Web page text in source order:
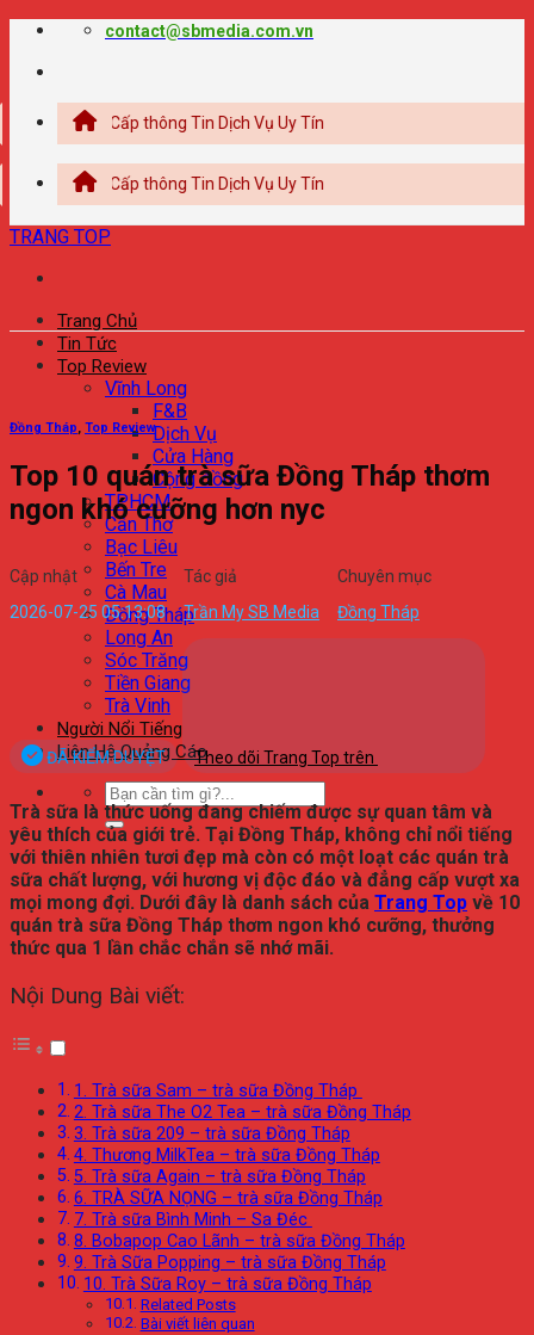
Chuyển
contact@sbmedia.com.vn
Cấp thông Tin Dịch Vụ Uy Tín
Cấp thông Tin Dịch Vụ Uy Tín
TRANG TOP
Trang Chủ
Tin Tức
Top Review
Vĩnh Long
F&B
Dịch Vụ
Cửa Hàng
Cộng đồng
TPHCM
Cần Thơ
Bạc Liêu
Bến Tre
Cà Mau
Đồng Tháp
Long An
Sóc Trăng
Tiền Giang
Trà Vinh
Người Nổi Tiếng
Liên Hệ Quảng Cáo
Đồng Tháp, Top Review
Top 10 quán trà sữa Đồng Tháp thơm
ngon khó cưỡng hơn nyc
Cập nhật
2026-07-25 05:13:08
Tác giả
Trần My SB Media
Chuyên mục
Đồng Tháp
ĐÃ KIỂM DUYỆT Theo dõi Trang Top trên
Trà sữa là thức uống đang chiếm được sự quan tâm và
yêu thích của giới trẻ. Tại Đồng Tháp, không chỉ nổi tiếng
với thiên nhiên tươi đẹp mà còn có một loạt các quán trà
sữa chất lượng, với hương vị độc đáo và đẳng cấp vượt xa
mọi mong đợi. Dưới đây là danh sách của Trang Top về 10
quán trà sữa Đồng Tháp thơm ngon khó cưỡng, thưởng
thức qua 1 lần chắc chắn sẽ nhớ mãi.
Nội Dung Bài viết:
1. Trà sữa Sam – trà sữa Đồng Tháp
2. Trà sữa The O2 Tea – trà sữa Đồng Tháp
3. Trà sữa 209 – trà sữa Đồng Tháp
4. Thương MilkTea – trà sữa Đồng Tháp
5. Trà sữa Again – trà sữa Đồng Tháp
6. TRÀ SỮA NỌNG – trà sữa Đồng Tháp
7. Trà sữa Bình Minh – Sa Đéc
8. Bobapop Cao Lãnh – trà sữa Đồng Tháp
9. Trà Sữa Popping – trà sữa Đồng Tháp
10. Trà Sữa Roy – trà sữa Đồng Tháp
Related Posts
Bài viết liên quan